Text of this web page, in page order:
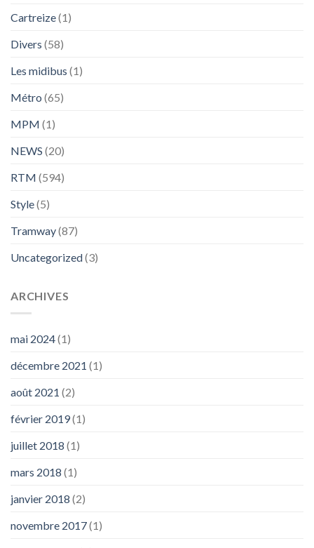
Cartreize(1)
Divers (58)
Les midibus (1)
Métro (65)
MPM (1)
NEWS (20)
RTM (594)
Style(5)
Tramway(87)
Uncategorized(3)
ARCHIVES
mai 2024(1)
décembre 2021 (1)
août 2021 (2)
février 2019(1)
juillet 2018 (1)
mars 2018 (1)
janvier 2018 (2)
novembre 2017(1)